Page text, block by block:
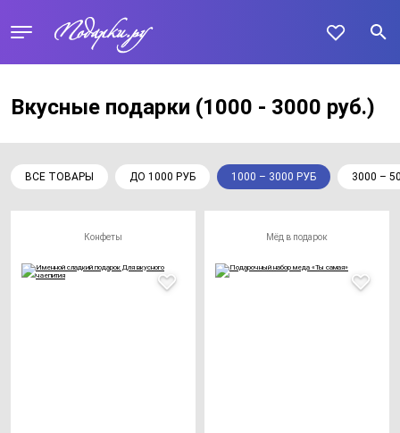
Вкусные подарки (1000 - 3000 руб.)
ВСЕ ТОВАРЫ ДО 1000 РУБ 1000 – 3000 РУБ 3000 –
Конфеты Мёд в подарок